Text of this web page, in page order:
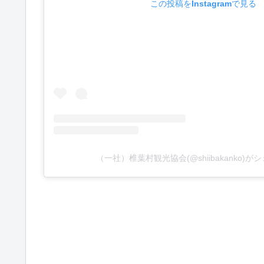
この投稿をInstagramで見る
（一社）椎葉村観光協会(@shiibakanko)が